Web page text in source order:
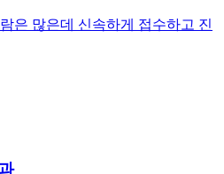
은 많은데 신속하게 접수하고 진